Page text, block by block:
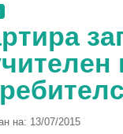
на: 13/07/2015